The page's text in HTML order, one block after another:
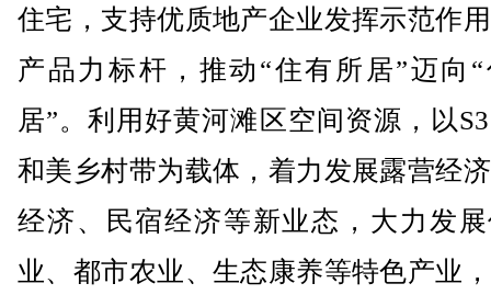
住宅，支持优质地产企业发挥示范作
产品力标杆，推动“住有所居”迈向
居”。利用好黄河滩区空间资源，以
和美乡村带为载体，着力发展露营经
经济、民宿经济等新业态，大力发
业、都市农业、生态康养等特色产业